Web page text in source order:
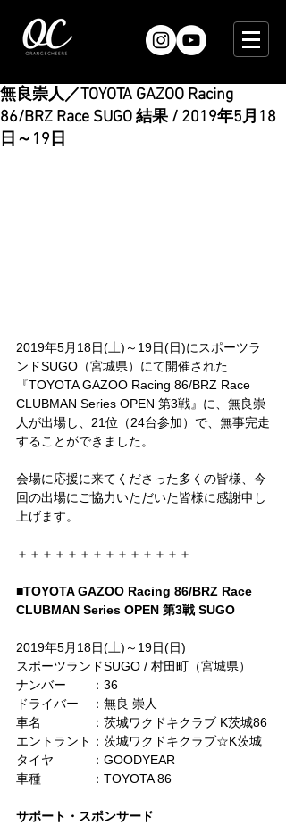
無良崇人／TOYOTA GAZOO Racing
86/BRZ Race SUGO 結果 / 2019年5月18
日～19日
2019年5月18日(土)～19日(日)にスポーツラ
ンドSUGO（宮城県）にて開催された
『TOYOTA GAZOO Racing 86/BRZ Race
CLUBMAN Series OPEN 第3戦』に、無良崇
人が出場し、21位（24台参加）で、無事完走
することができました。
会場に応援に来てくださった多くの皆様、今
回の出場にご協力いただいた皆様に感謝申し
上げます。
＋＋＋＋＋＋＋＋＋＋＋＋＋＋
■TOYOTA GAZOO Racing 86/BRZ Race
CLUBMAN Series OPEN 第3戦 SUGO
2019年5月18日(土)～19日(日)
スポーツランドSUGO / 村田町（宮城県）
ナンバー　　：36
ドライバー　：無良 崇人
車名　　　　：茨城ワクドキクラブ K茨城86
エントラント：茨城ワクドキクラブ☆K茨城
タイヤ　　　：GOODYEAR
車種　　　　：TOYOTA 86
サポート・スポンサード